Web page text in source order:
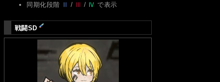
同期化段階 Ⅱ / Ⅲ / Ⅳ で表示
戦闘SD